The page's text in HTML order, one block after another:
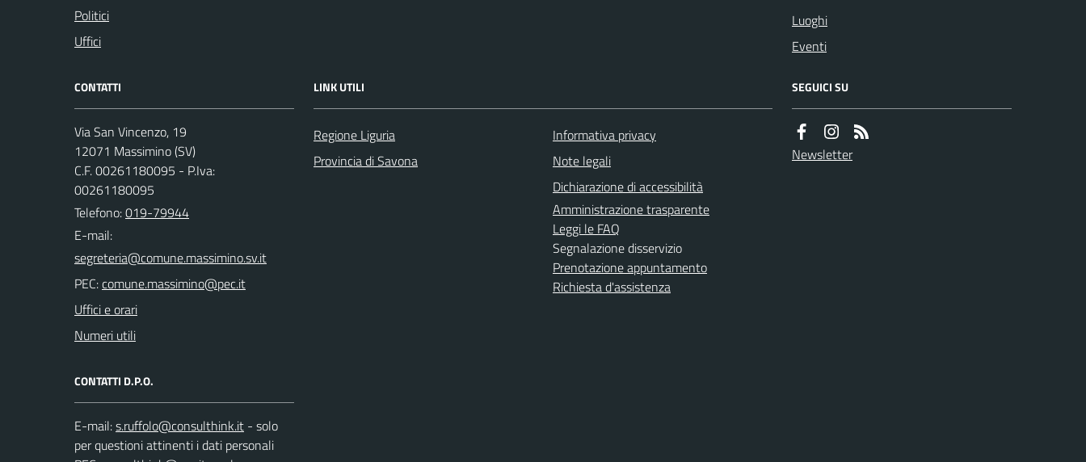
Politici
Uffici
Luoghi
Eventi
CONTATTI
Via San Vincenzo, 19
12071 Massimino (SV)
C.F. 00261180095 - P.Iva:
00261180095
Telefono:019-79944
E-mail:
PEC:
Uffici e orari
Numeri utili
CONTATTI D.P.O.
E-mail:
- solo
per questioni attinenti i dati personali
LINK UTILI
Regione Liguria
Provincia di Savona
Informativa privacy
Note legali
Dichiarazione di accessibilità
Amministrazione trasparente
Leggi le FAQ
Segnalazione disservizio
Prenotazione appuntamento
Richiesta d'assistenza
SEGUICI SU
Newsletter